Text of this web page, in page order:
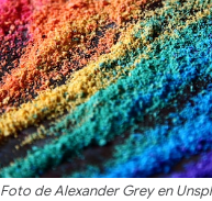
Foto de Alexander Grey en